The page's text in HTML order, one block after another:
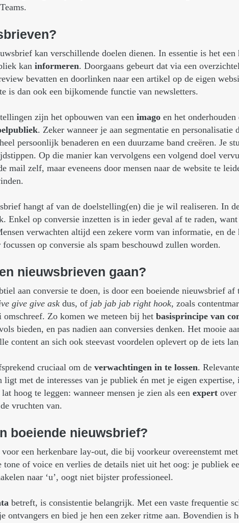
kan verschillende doelen dienen. In essentie is het een
kan informeren. Doorgaans gebeurt dat via een
bevatten en doorlinken naar een artikel op de eigen
is dan ook een bijkomende functie van newsletters.
zijn het opbouwen van een imago en het
. Zeker wanneer je aan segmentatie en personalisatie
persoonlijk benaderen en een duurzame band creëren. Je
Op die manier kan vervolgens een volgend doel
mail zelf, maar eveneens door mensen naar de website te
hangt af van de doelstelling(en) die je wil realiseren. In
Enkel op conversie inzetten is in ieder geval af te raden,
verwachten altijd een zekere vorm van informatie, en de
op conversie als spam beschouwd zullen worden.
nieuwsbrieven gaan?
aan conversie te doen, is door een boeiende nieuwsbrief af
give give ask dus, of jab jab jab right hook, zoals
Zo komen we meteen bij het basisprincipe van
bieden, en pas nadien aan conversies denken. Het mooie
content an sich ook steevast voordelen oplevert op de iets
cruciaal om de verwachtingen in te lossen.
met de interesses van je publiek én met je eigen expertise,
hoog te leggen: wanneer mensen je zien als een expert over
vruchten van.
boeiende nieuwsbrief?
een herkenbare lay-out, die bij voorkeur overeenstemt
tone of voice en verlies de details niet uit het oog: je publiek
naar ‘u’, oogt niet bijster professioneel.
betreft, is consistentie belangrijk. Met een vaste frequentie
ontvangers en bied je hen een zeker ritme aan. Bovendien is